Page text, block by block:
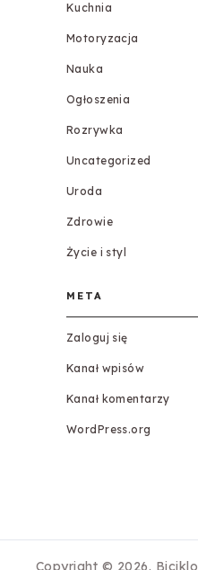
Kuchnia
Motoryzacja
Nauka
Ogłoszenia
Rozrywka
Uncategorized
Uroda
Zdrowie
Życie i styl
META
Zaloguj się
Kanał wpisów
Kanał komentarzy
WordPress.org
Copyright © 2026. Biciklo